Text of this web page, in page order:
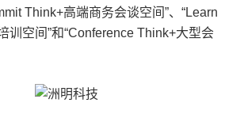
Think+高端商务会谈空间”、“Learn
训空间”和“Conference Think+大型会